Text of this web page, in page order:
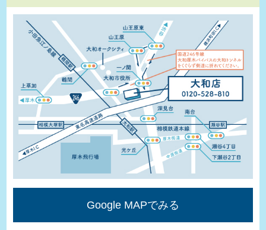
Google MAPでみる